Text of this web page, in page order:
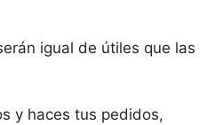
igual de útiles que las
y haces tus pedidos,